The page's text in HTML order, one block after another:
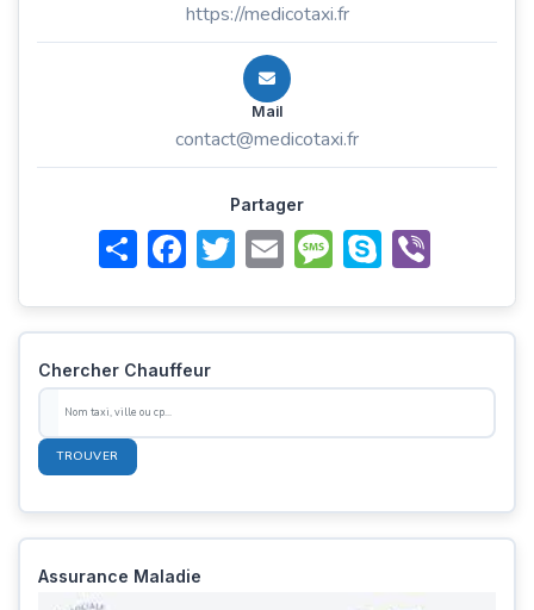
https://medicotaxi.fr
Mail
contact@medicotaxi.fr
Partager
ShareFacebookTwitterEmail MessageSkypeViber
Chercher Chauffeur
TROUVER
Assurance Maladie